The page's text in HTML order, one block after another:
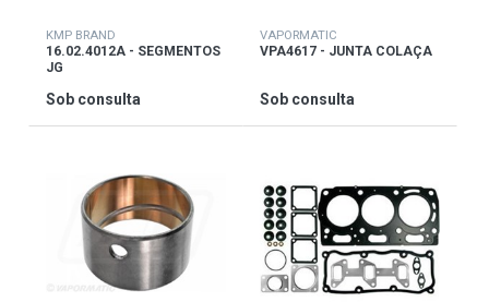
KMP BRAND
16.02.4012A - SEGMENTOS
JG
Sob consulta
VAPORMATIC
VPA4617 - JUNTA COLAÇA
Sob consulta